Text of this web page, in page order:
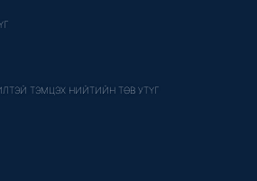
ТЭМЦЭХ НИЙТИЙН ТӨВ УТҮГ